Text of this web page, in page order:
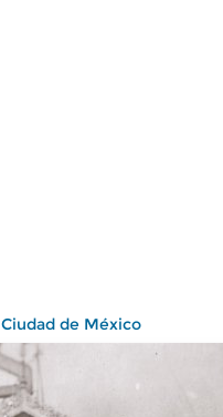
Ciudad de México